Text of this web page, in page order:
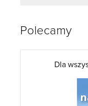
Polecamy
Dla